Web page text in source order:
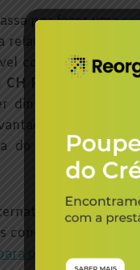
por fazer uma
relação entre o
como garantia.
CH Flex do BNI
dinheiro
é que o
do crédito
que
condições
o seu perfil